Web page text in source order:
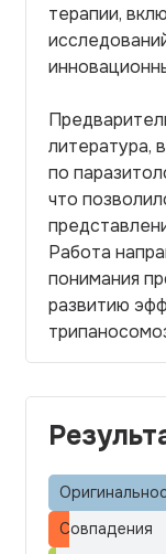
терапии,
литература,
по
что
Работа
понимания
развитию
Совпадения